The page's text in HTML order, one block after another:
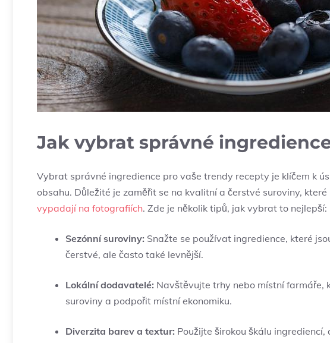
Jak vybrat správné
Vybrat správné ingredience pro vaše trendy recepty je klíčem k
obsahu. Důležité je zaměřit se na kvalitní a čerstvé suroviny,
vypadají na fotografiích. Zde je několik tipů, jak vybrat to nejlepší:
Sezónní suroviny: Snažte se používat ingredience, které
čerstvé, ale často také levnější.
Lokální dodavatelé: Navštěvujte trhy nebo místní farmáře,
suroviny a podpořit místní ekonomiku.
Diverzita barev a textur: Použijte širokou škálu